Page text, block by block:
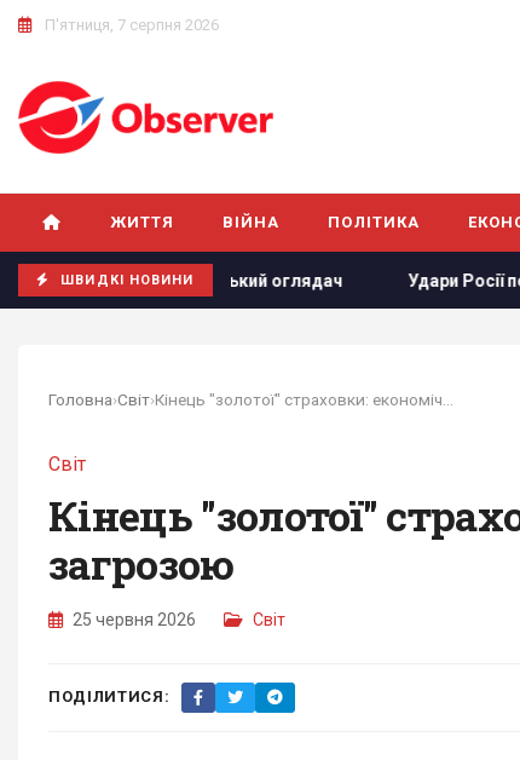
П'ятниця, 7 серпня 2026
ЖИТТЯ ВІЙНА ПОЛІТИКА
ШВИДКІ НОВИНИ
нема, - німецький оглядач Удари Росії по
Головна›Світ›
Світ
Кінець "золотої"
загрозою
25 червня 2026 Світ
ПОДІЛИТИСЯ: